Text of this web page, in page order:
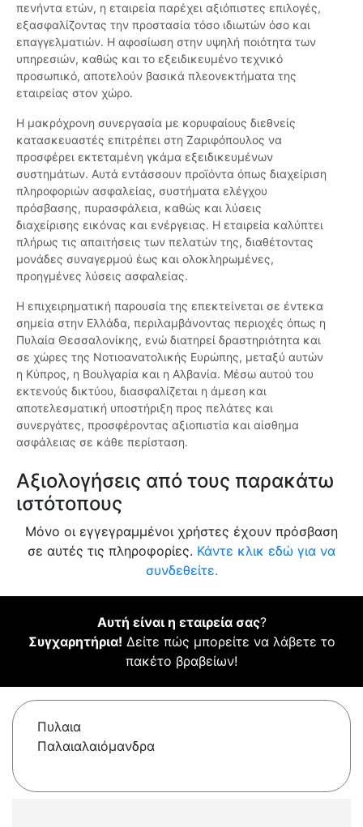
πενήντα ετών, η εταιρεία παρέχει αξιόπιστες επιλογές,
εξασφαλίζοντας την προστασία τόσο ιδιωτών όσο και
επαγγελματιών. Η αφοσίωση στην υψηλή ποιότητα των
υπηρεσιών, καθώς και το εξειδικευμένο τεχνικό
προσωπικό, αποτελούν βασικά πλεονεκτήματα της
εταιρείας στον χώρο.
Η μακρόχρονη συνεργασία με κορυφαίους διεθνείς
κατασκευαστές επιτρέπει στη Ζαριφόπουλος να
προσφέρει εκτεταμένη γκάμα εξειδικευμένων
συστημάτων. Αυτά εντάσσουν προϊόντα όπως διαχείριση
πληροφοριών ασφαλείας, συστήματα ελέγχου
πρόσβασης, πυρασφάλεια, καθώς και λύσεις
διαχείρισης εικόνας και ενέργειας. Η εταιρεία καλύπτει
πλήρως τις απαιτήσεις των πελατών της, διαθέτοντας
μονάδες συναγερμού έως και ολοκληρωμένες,
προηγμένες λύσεις ασφαλείας.
Η επιχειρηματική παρουσία της επεκτείνεται σε έντεκα
σημεία στην Ελλάδα, περιλαμβάνοντας περιοχές όπως η
Πυλαία Θεσσαλονίκης, ενώ διατηρεί δραστηριότητα και
σε χώρες της Νοτιοανατολικής Ευρώπης, μεταξύ αυτών
η Κύπρος, η Βουλγαρία και η Αλβανία. Μέσω αυτού του
εκτενούς δικτύου, διασφαλίζεται η άμεση και
αποτελεσματική υποστήριξη προς πελάτες και
συνεργάτες, προσφέροντας αξιοπιστία και αίσθημα
ασφάλειας σε κάθε περίσταση.
Αξιολογήσεις από τους παρακάτω
ιστότοπους
Μόνο οι εγγεγραμμένοι χρήστες έχουν πρόσβαση
σε αυτές τις πληροφορίες. Κάντε κλικ εδώ για να
συνδεθείτε.
Αυτή είναι η εταιρεία σας?
Συγχαρητήρια! Δείτε πώς μπορείτε να λάβετε το
πακέτο βραβείων!
Πυλαια
Παλαιαλαιόμανδρα